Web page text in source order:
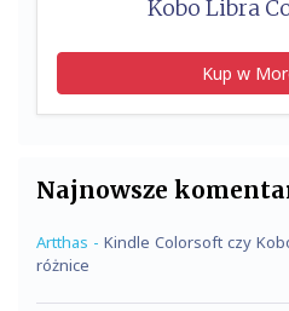
Kobo Libra
Kup w
Najnowsze
Artthas - Kindle Colorsoft czy
różnice